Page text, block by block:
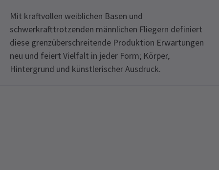
Mit kraftvollen weiblichen Basen und
schwerkrafttrotzenden männlichen Fliegern definiert
diese grenzüberschreitende Produktion Erwartungen
neu und feiert Vielfalt in jeder Form; Körper,
Hintergrund und künstlerischer Ausdruck.